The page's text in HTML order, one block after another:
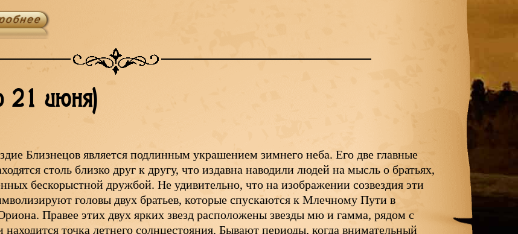
21 июня)
Близнецов является подлинным украшением зимнего неба. Его две главные
столь близко друг к другу, что издавна наводили людей на мысль о братьях,
бескорыстной дружбой. Не удивительно, что на изображении созвездия эти
головы двух братьев, которые спускаются к Млечному Пути в
Правее этих двух ярких звезд расположены звезды мю и гамма, рядом с
находится точка летнего солнцестояния. Бывают периоды, когда внимательный